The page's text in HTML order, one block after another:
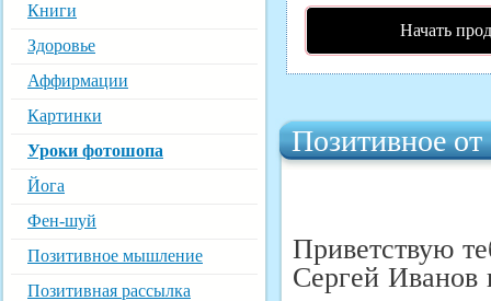
Книги
Здоровье
Аффирмации
Картинки
Уроки фотошопа
Йога
Фен-шуй
Позитивное мышление
Позитивная рассылка
Начать
Позитивное
Приветствую
Сергей Иванов